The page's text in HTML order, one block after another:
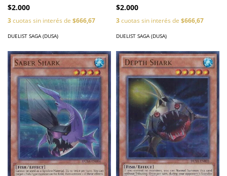
$2.000
3cuotas sin interés de $666,67
DUELIST SAGA (DUSA)
$2.000
3cuotas sin interés de $666,67
DUELIST SAGA (DUSA)